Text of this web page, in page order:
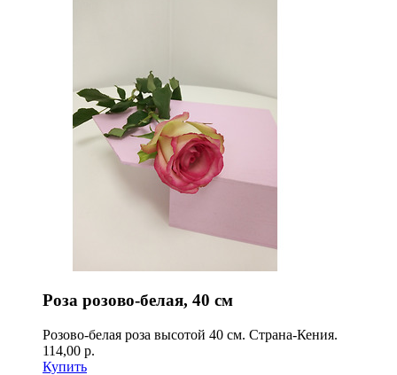
Роза розово-белая, 40 см
Розово-белая роза высотой 40 см. Страна-Кения.
114,00 р.
Купить